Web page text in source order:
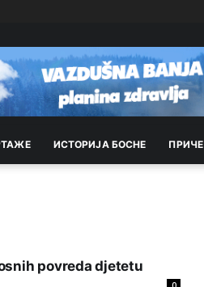
ИСТОРИЈА БОСНЕ ПРИЧЕ
povreda djetetu